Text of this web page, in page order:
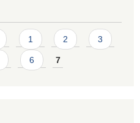
1 2 3
6 7